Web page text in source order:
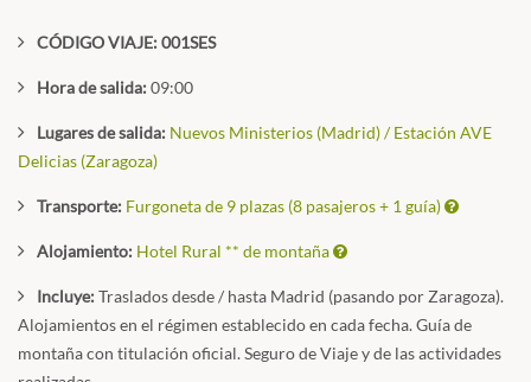
CÓDIGO VIAJE: 001SES
Hora de salida:09:00
Lugares de salida: Nuevos Ministerios (Madrid) / Estación AVE
Delicias (Zaragoza)
Transporte: Furgoneta de 9 plazas (8 pasajeros + 1 guía)
Alojamiento: Hotel Rural ** de montaña
Incluye:Traslados desde / hasta Madrid (pasando por Zaragoza).
Alojamientos en el régimen establecido en cada fecha. Guía de
montaña con titulación oficial. Seguro de Viaje y de las actividades